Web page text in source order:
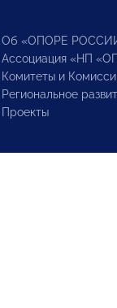
Об «ОПОРЕ
Ассоциация «НП
Комитеты и
Региональное
Проекты